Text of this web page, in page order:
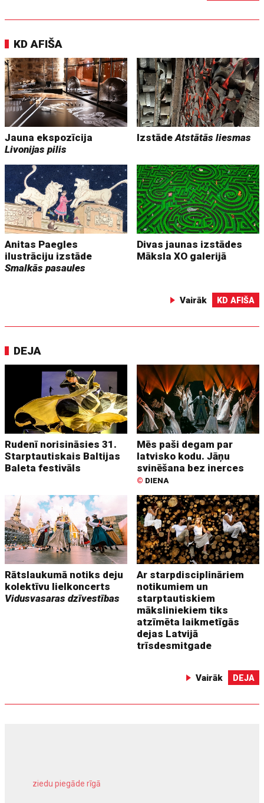
KD AFIŠA
Jauna ekspozīcija
Livonijas pilis
IzstādeAtstātās liesmas
Anitas Paegles
ilustrāciju izstāde
Smalkās pasaules
Divas jaunas izstādes
Māksla XO galerijā
Vairāk KD AFIŠA
DEJA
Rudenī norisināsies 31.
Starptautiskais Baltijas
Baleta festivāls
Mēs paši degam par
latvisko kodu. Jāņu
svinēšana bez inerces
© DIENA
Rātslaukumā notiks deju
kolektīvu lielkoncerts
Vidusvasaras dzīvestības
Ar starpdisciplināriem
notikumiem un
starptautiskiem
māksliniekiem tiks
atzīmēta laikmetīgās
dejas Latvijā
trīsdesmitgade
Vairāk DEJA
ziedu piegāde rīgā